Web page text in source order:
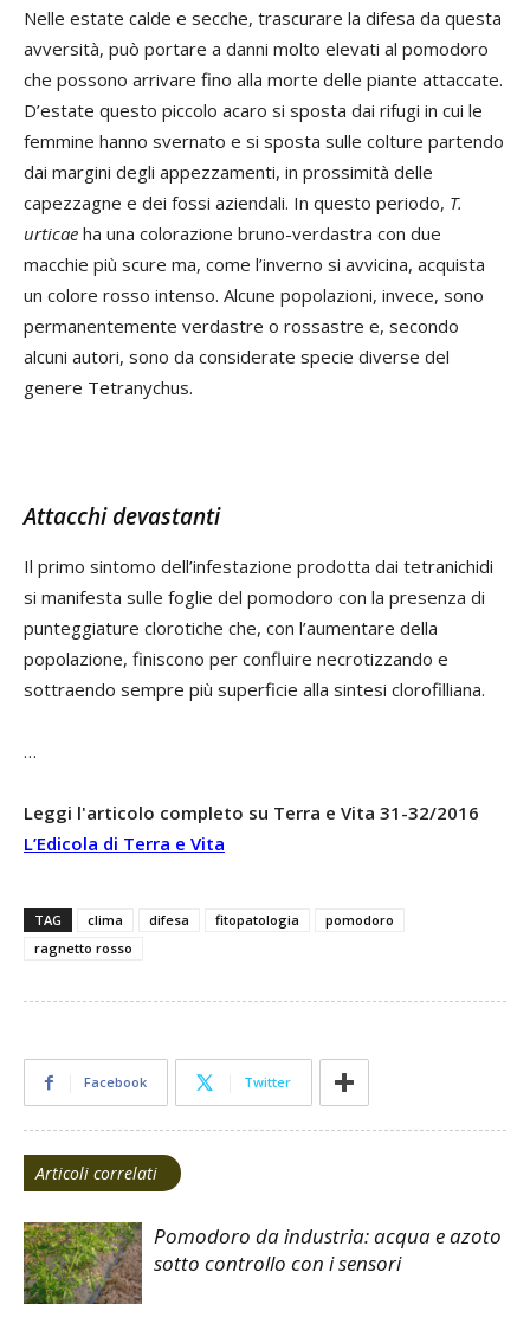
Nelle estate calde e secche, trascurare la difesa da questa
avversità, può portare a danni molto elevati al pomodoro
che possono arrivare fino alla morte delle piante attaccate.
D’estate questo piccolo acaro si sposta dai rifugi in cui le
femmine hanno svernato e si sposta sulle colture partendo
dai margini degli appezzamenti, in prossimità delle
capezzagne e dei fossi aziendali. In questo periodo, T.
urticae ha una colorazione bruno-verdastra con due
macchie più scure ma, come l’inverno si avvicina, acquista
un colore rosso intenso. Alcune popolazioni, invece, sono
permanentemente verdastre o rossastre e, secondo
alcuni autori, sono da considerate specie diverse del
genere Tetranychus.
Attacchi devastanti
Il primo sintomo dell’infestazione prodotta dai tetranichidi
si manifesta sulle foglie del pomodoro con la presenza di
punteggiature clorotiche che, con l’aumentare della
popolazione, finiscono per confluire necrotizzando e
sottraendo sempre più superficie alla sintesi clorofilliana.
…
Leggi l'articolo completo su Terra e Vita 31-32/2016
L’Edicola di Terra e Vita
TAG clima difesa fitopatologia
pomodoro
ragnetto rosso
Facebook Twitter
Articoli correlati
Pomodoro da industria: acqua e azoto
sotto controllo con i sensori